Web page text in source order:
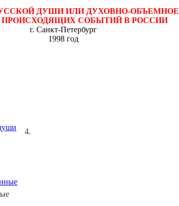
ДУШИ ИЛИ ДУХОВНО-ОБЪЕМНОЕ
ПРОИСХОДЯЩИХ СОБЫТИЙ В РОССИИ
г. Санкт-Петербург
1998 год
4.